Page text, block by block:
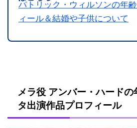
パトリック・ウィルソンの年
ィール＆結婚や子供について
メラ役 アンバー・ハード
タ出演作品プロフィール